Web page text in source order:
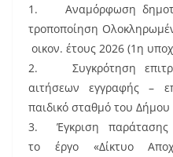
1. Αναμόρφωση
τροποποίηση
οικον. έτους 2026 (1η
2. Συγκρότηση
αιτήσεων εγγραφής –
παιδικό σταθμό του
3. Έγκριση παράτασης
το έργο «Δίκτυο